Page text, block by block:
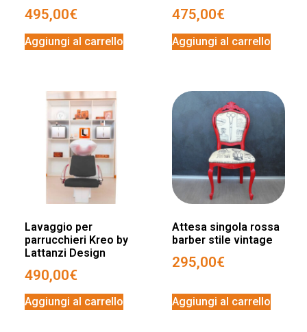
495,00€
Aggiungi al carrello
475,00€
Aggiungi al carrello
Lavaggio per
parrucchieri Kreo by
Lattanzi Design
490,00€
Aggiungi al carrello
Attesa singola rossa
barber stile vintage
295,00€
Aggiungi al carrello